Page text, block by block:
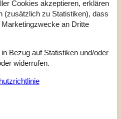
(0)
Kommentar auf Deutsch.
Cookies akzeptieren, erklären
(zusätzlich zu Statistiken), dass
an Dritte
Bezug auf Statistiken und/oder
widerrufen.